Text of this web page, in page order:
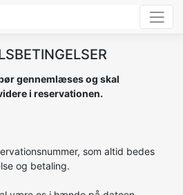
gennemlæses og skal
i reservationen.
som altid bedes
og betaling.